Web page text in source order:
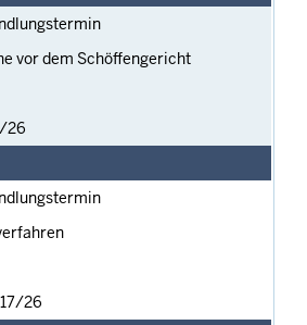
vor dem Schöffengericht
26
26